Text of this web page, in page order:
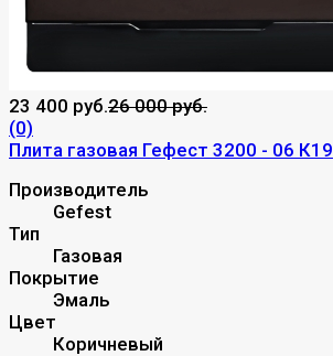
23 400 руб.26 000 руб.
(0)
Плита газовая Гефест 3200 - 06 К19
Производитель
Gefest
Тип
Газовая
Покрытие
Эмаль
Цвет
Коричневый